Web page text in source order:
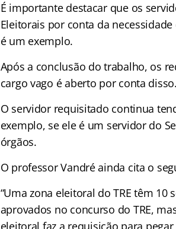
É importante destacar que os
Eleitorais por conta da
é um exemplo.
Após a conclusão do trabalho, os
cargo vago é aberto por conta disso.
O servidor requisitado continua
exemplo, se ele é um servidor do
órgãos.
O professor Vandré ainda cita o
“Uma zona eleitoral do TRE têm
aprovados no concurso do TRE,
eleitoral faz a requisição para